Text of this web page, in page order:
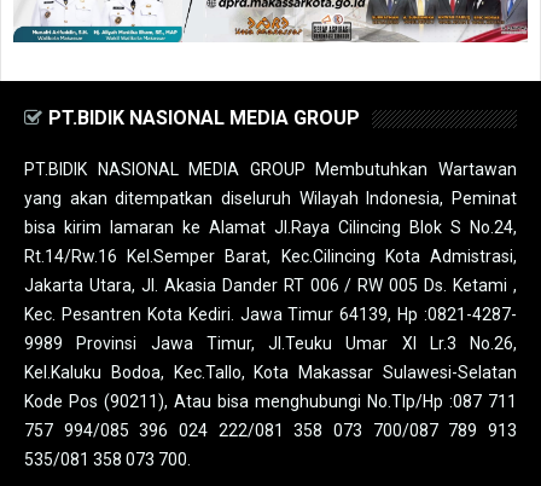
PT.BIDIK NASIONAL MEDIA GROUP
PT.BIDIK NASIONAL MEDIA GROUP Membutuhkan Wartawan
yang akan ditempatkan diseluruh Wilayah Indonesia, Peminat
bisa kirim lamaran ke Alamat Jl.Raya Cilincing Blok S No.24,
Rt.14/Rw.16 Kel.Semper Barat, Kec.Cilincing Kota Admistrasi,
Jakarta Utara, Jl. Akasia Dander RT 006 / RW 005 Ds. Ketami ,
Kec. Pesantren Kota Kediri. Jawa Timur 64139, Hp :0821-4287-
9989 Provinsi Jawa Timur, Jl.Teuku Umar XI Lr.3 No.26,
Kel.Kaluku Bodoa, Kec.Tallo, Kota Makassar Sulawesi-Selatan
Kode Pos (90211), Atau bisa menghubungi No.Tlp/Hp :087 711
757 994/085 396 024 222/081 358 073 700/087 789 913
535/081 358 073 700.